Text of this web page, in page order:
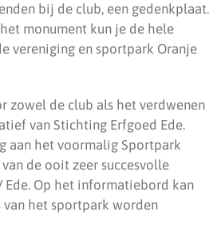
bij de club, een gedenkplaat.
monument kun je de hele
vereniging en sportpark Oranje
zowel de club als het verdwenen
van Stichting Erfgoed Ede.
aan het voormalig Sportpark
de ooit zeer succesvolle
Ede. Op het informatiebord kan
van het sportpark worden